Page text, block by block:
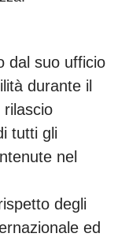
dal suo ufficio
durante il
rilascio
tutti gli
nel
degli
ed